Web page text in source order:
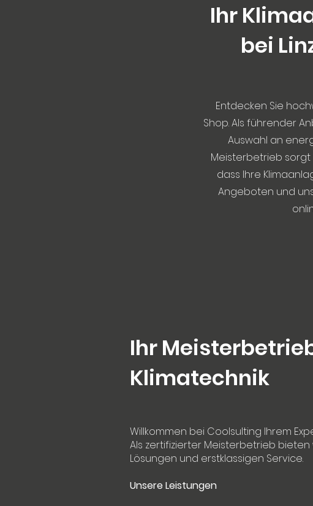
Ihr
bei
Entdecken Sie
Shop. Als führender
Auswahl an
Meisterbetrieb sorgt
dass Ihre
Angeboten und
Ihr
Klimatechnik
Willkommen bei Coolsulting Ihrem
Als zertifizierter Meisterbetrieb
Lösungen und erstklassigen Service.
Unsere Leistungen